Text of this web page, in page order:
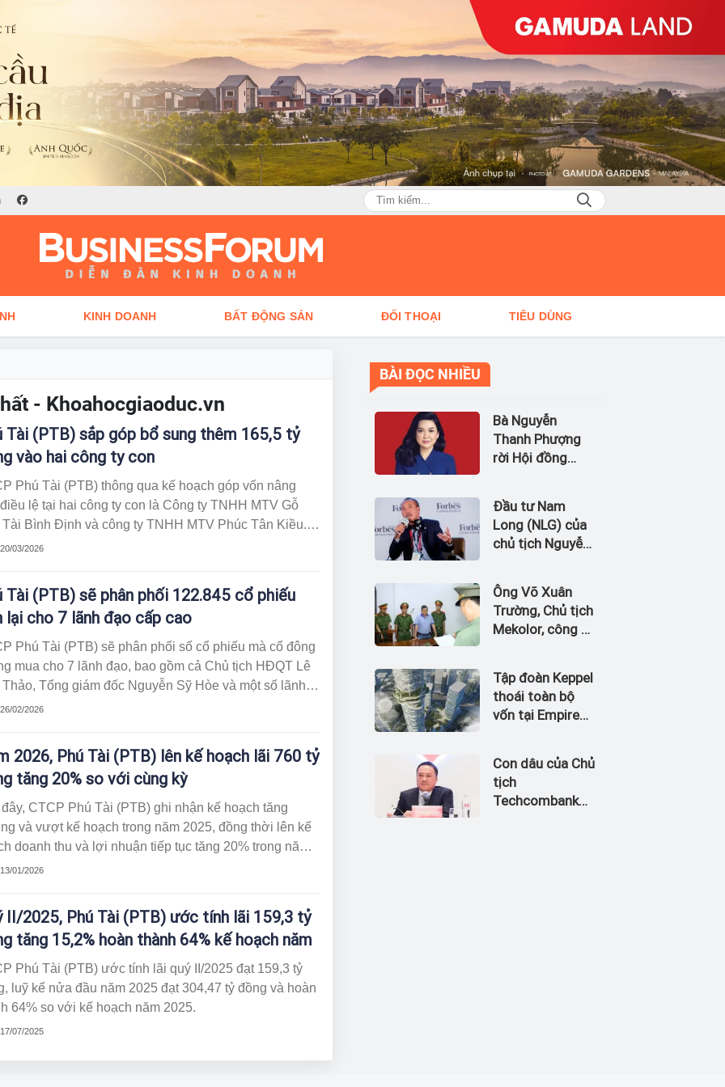
KINH DOANH BẤT ĐỘNG SẢN ĐỐI THOẠI TIÊU DÙNG
- Khoahocgiaoduc.vn
Tài (PTB) sắp góp bổ sung thêm 165,5 tỷ
vào hai công ty con
Phú Tài (PTB) thông qua kế hoạch góp vốn nâng
lệ tại hai công ty con là Công ty TNHH MTV Gỗ
Tài Bình Định và công ty TNHH MTV Phúc Tân Kiều.
đó, công ty dự kiến bổ sung thêm 165,5 tỷ đồng vào
03/2026
Tài (PTB) sẽ phân phối 122.845 cổ phiếu
lại cho 7 lãnh đạo cấp cao
Phú Tài (PTB) sẽ phân phối số cổ phiếu mà cổ đông
mua cho 7 lãnh đạo, bao gồm cả Chủ tịch HĐQT Lê
Tổng giám đốc Nguyễn Sỹ Hòe và một số lãnh
cấp khác.
02/2026
2026, Phú Tài (PTB) lên kế hoạch lãi 760 tỷ
tăng 20% so với cùng kỳ
CTCP Phú Tài (PTB) ghi nhận kế hoạch tăng
và vượt kế hoạch trong năm 2025, đồng thời lên kế
doanh thu và lợi nhuận tiếp tục tăng 20% trong năm
01/2026
II/2025, Phú Tài (PTB) ước tính lãi 159,3 tỷ
tăng 15,2% hoàn thành 64% kế hoạch năm
Phú Tài (PTB) ước tính lãi quý II/2025 đạt 159,3 tỷ
luỹ kế nửa đầu năm 2025 đạt 304,47 tỷ đồng và hoàn
64% so với kế hoạch năm 2025.
07/2025
BÀI ĐỌC NHIỀU
Bà Nguyễn
Thanh Phượng
rời Hội đồng
hàng Bản Việt
(BVBank)
Đầu tư Nam
Long (NLG) của
chủ tịch Nguyễn
kiến bán quỹ đất
tại dự án
Waterpoint,
Izumi City
Ông Võ Xuân
Trường, Chủ tịch
Mekolor, công ty
đường sắt cao
tốc Bắc Nam bị
bắt
Tập đoàn Keppel
thoái toàn bộ
vốn tại Empire
Thiêm dự kiến
thu về 270 triệu
USD
Con dâu của Chủ
tịch
Techcombank